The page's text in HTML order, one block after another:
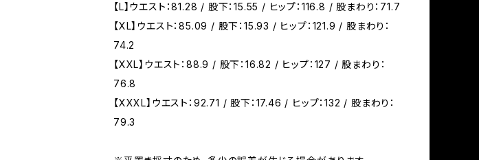
【L】ウエスト：81.28 / 股下：15.55 / ヒップ：116.8 / 股まわり：71.7
【XL】ウエスト：85.09 / 股下：15.93 / ヒップ：121.9 / 股まわり：
74.2
【XXL】ウエスト：88.9 / 股下：16.82 / ヒップ：127 / 股まわり：
76.8
【XXXL】ウエスト：92.71 / 股下：17.46 / ヒップ：132 / 股まわり：
79.3